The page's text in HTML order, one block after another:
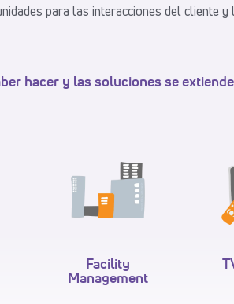
para las interacciones del cliente
hacer y las soluciones se
Facility
Management